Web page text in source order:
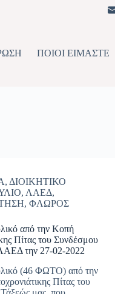
ΠΟΙΟΙ ΕΙΜΑΣΤΕ
, ΔΙΟΙΚΗΤΙΚΟ
, ΛΑΕΔ,
, ΦΛΩΡΟΣ
από την Κοπή
Πίτας του Συνδέσμου
την 27-02-2022
(46 ΦΩΤΟ) από την
Πίτας του